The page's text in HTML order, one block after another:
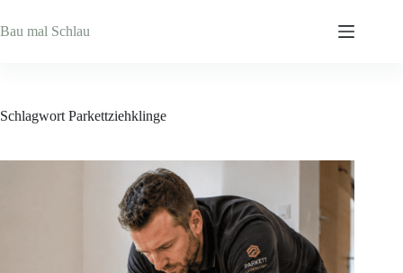
Inhalt
springen
Bau mal Schlau
Schlagwort Parkettziehklinge